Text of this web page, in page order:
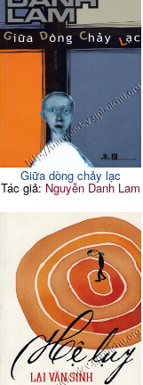
Giữa dòng chảy lạc
Tác giả: Nguyễn Danh Lam